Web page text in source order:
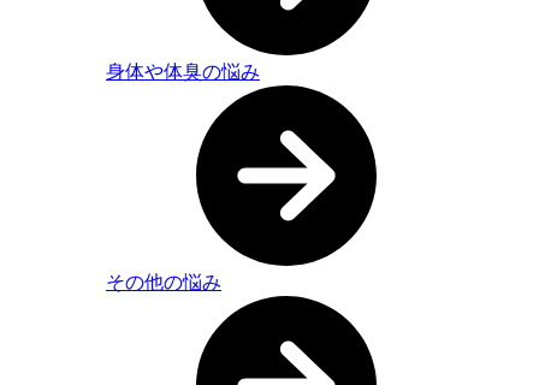
身体や体臭の悩み
その他の悩み